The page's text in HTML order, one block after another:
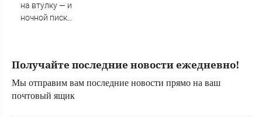
на втулку — и
ночной писк
в любое время
Получайте последние новости ежедневно!
Мы отправим вам последние новости прямо на ваш
почтовый ящик